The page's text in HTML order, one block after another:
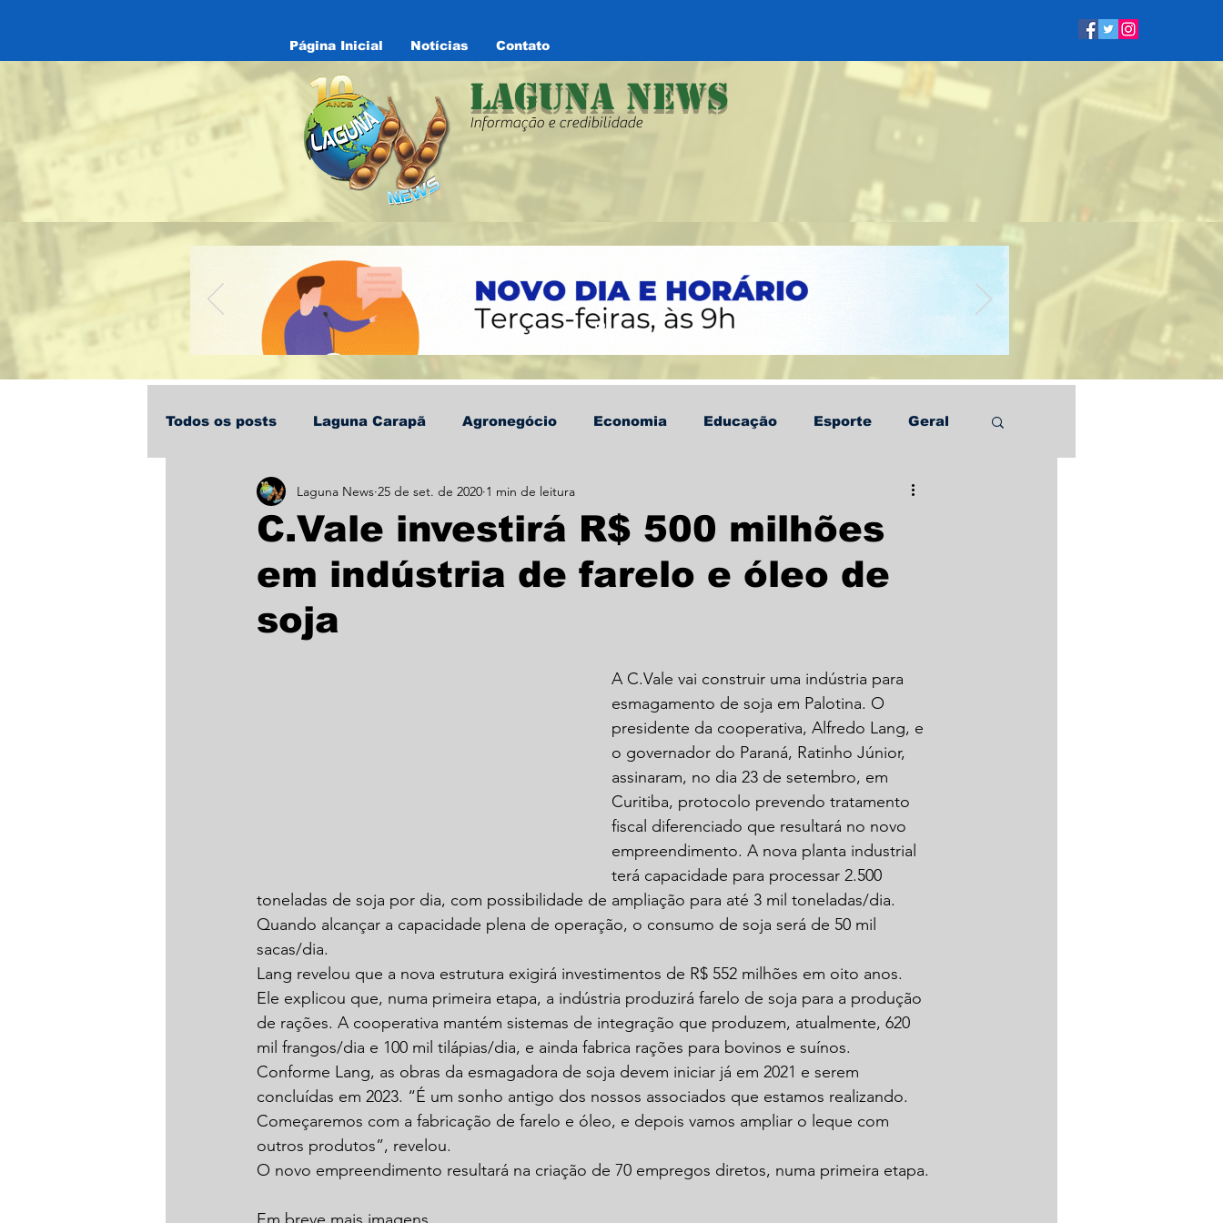
Página Inicial Notícias Contato
Laguna News
Informação e credibilidade
Todos os posts Laguna Carapã Agronegócio Economia Educação Esporte Geral
Policial Política Saúde Informe Publicitário
C.Vale investirá R$ 500 milhões
em indústria de farelo e óleo de
soja
Laguna News 25 de set. de 2020 1 min de leitura
A C.Vale vai construir uma indústria para
esmagamento de soja em Palotina. O
presidente da cooperativa, Alfredo Lang, e
o governador do Paraná, Ratinho Júnior,
assinaram, no dia 23 de setembro, em
Curitiba, protocolo prevendo tratamento
fiscal diferenciado que resultará no novo
empreendimento. A nova planta industrial
terá capacidade para processar 2.500
toneladas de soja por dia, com possibilidade de ampliação para até 3 mil toneladas/dia.
Quando alcançar a capacidade plena de operação, o consumo de soja será de 50 mil
sacas/dia.
Lang revelou que a nova estrutura exigirá investimentos de R$ 552 milhões em oito anos.
Ele explicou que, numa primeira etapa, a indústria produzirá farelo de soja para a produção
de rações. A cooperativa mantém sistemas de integração que produzem, atualmente, 620
mil frangos/dia e 100 mil tilápias/dia, e ainda fabrica rações para bovinos e suínos.
Conforme Lang, as obras da esmagadora de soja devem iniciar já em 2021 e serem
concluídas em 2023. “É um sonho antigo dos nossos associados que estamos realizando.
Começaremos com a fabricação de farelo e óleo, e depois vamos ampliar o leque com
outros produtos”, revelou.
O novo empreendimento resultará na criação de 70 empregos diretos, numa primeira etapa.